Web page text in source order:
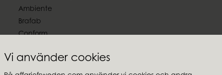
Vi använder cookies
Ambiente
Brafab
Conform
MTI